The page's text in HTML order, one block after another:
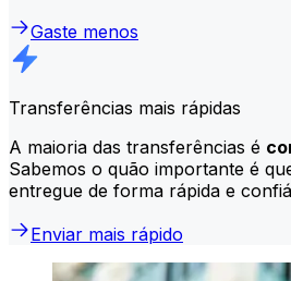
Gaste menos
Transferências mais rápidas
A maioria das transferências é
Sabemos o quão importante é
entregue de forma rápida e
Enviar mais rápido